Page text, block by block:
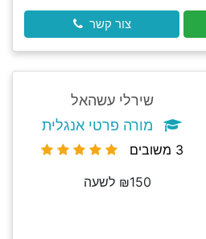
צור קשר
שירלי עשהאל
מורה פרטי אנגלית
3 משובים
₪150 לשעה